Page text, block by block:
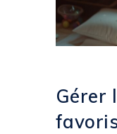
Gérer